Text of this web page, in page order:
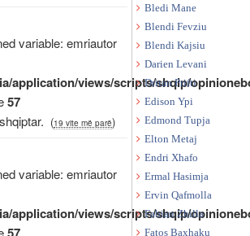
variable: emriautor
application/views/scripts/shqip/
57
(19 vite më parë)
variable: emriautor
application/views/scripts/shqip/
Bledi Mane
Blendi Fevziu
Blendi Kajsiu
Darien Levani
Dritan Prifti
Edison Ypi
Edmond Tupja
Elton Metaj
Endri Xhafo
Ermal Hasimja
Ervin Qafmolla
Fabian Zhilla
Fatos Baxhaku